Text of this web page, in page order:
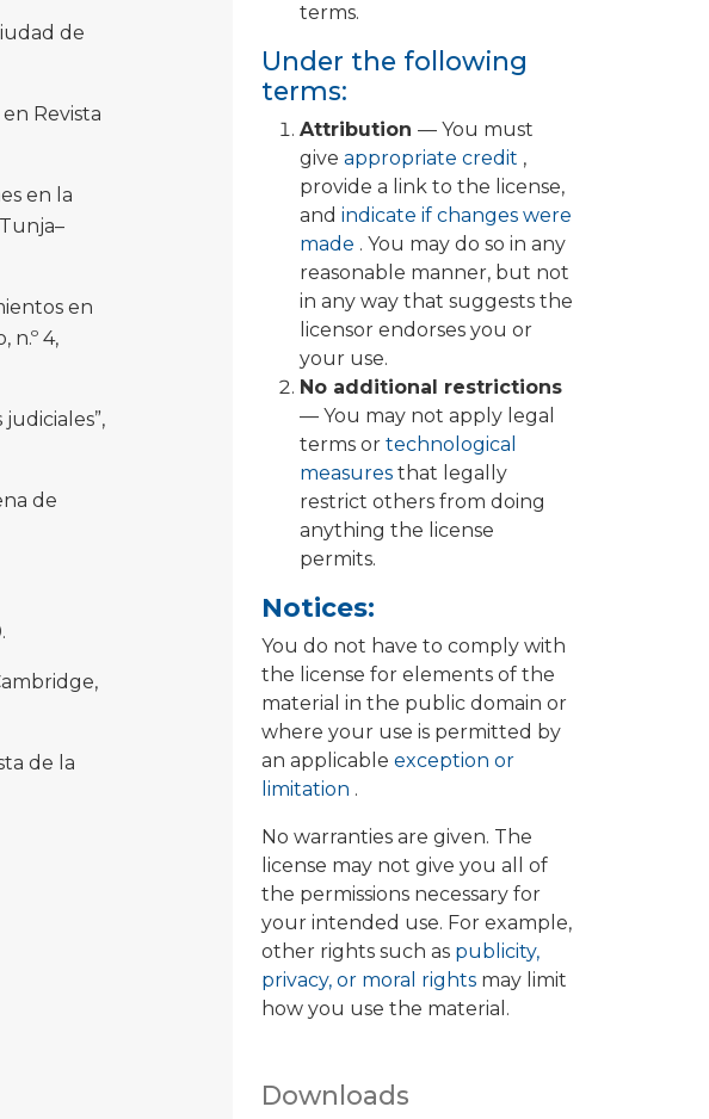
terms.
Under the following
terms:
Attribution — You must
give appropriate credit ,
provide a link to the license,
and indicate if changes were
made . You may do so in any
reasonable manner, but not
in any way that suggests the
licensor endorses you or
your use.
No additional restrictions
— You may not apply legal
terms or technological
measures that legally
restrict others from doing
anything the license
permits.
Notices:
You do not have to comply with
the license for elements of the
material in the public domain or
where your use is permitted by
an applicable exception or
limitation .
No warranties are given. The
license may not give you all of
the permissions necessary for
your intended use. For example,
other rights such as publicity,
privacy, or moral rights may limit
how you use the material.
Downloads
de
Revista
en la
en
n.º 4,
de
de la